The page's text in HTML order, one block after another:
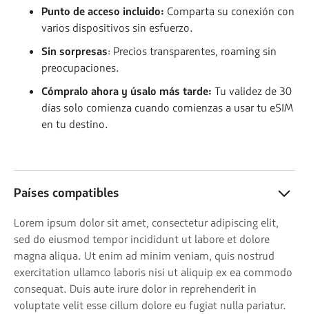
Punto de acceso incluido: Comparta su conexión con
varios dispositivos sin esfuerzo.
Sin sorpresas: Precios transparentes, roaming sin
preocupaciones.
Cómpralo ahora y úsalo más tarde: Tu validez de 30
días solo comienza cuando comienzas a usar tu eSIM
en tu destino.
Países compatibles
Lorem ipsum dolor sit amet, consectetur adipiscing elit,
sed do eiusmod tempor incididunt ut labore et dolore
magna aliqua. Ut enim ad minim veniam, quis nostrud
exercitation ullamco laboris nisi ut aliquip ex ea commodo
consequat. Duis aute irure dolor in reprehenderit in
voluptate velit esse cillum dolore eu fugiat nulla pariatur.